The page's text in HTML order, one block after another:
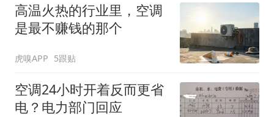
高温火热的行业里，空调
是最不赚钱的那个
虎嗅APP 5跟贴
空调24小时开着反而更省
电？电力部门回应